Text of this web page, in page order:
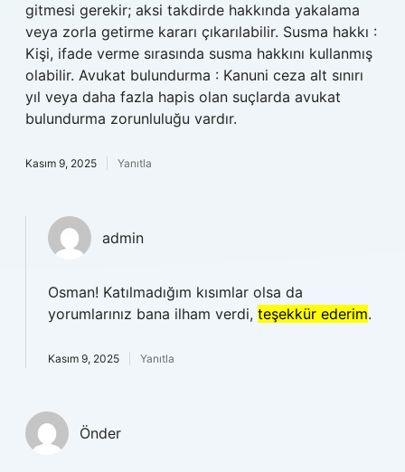
gitmesi gerekir; aksi takdirde hakkında yakalama
veya zorla getirme kararı çıkarılabilir. Susma hakkı :
Kişi, ifade verme sırasında susma hakkını kullanmış
olabilir. Avukat bulundurma : Kanuni ceza alt sınırı
yıl veya daha fazla hapis olan suçlarda avukat
bulundurma zorunluluğu vardır.
Kasım 9, 2025 Yanıtla
admin
Osman! Katılmadığım kısımlar olsa da
yorumlarınız bana ilham verdi, teşekkür ederim.
Kasım 9, 2025 Yanıtla
Önder